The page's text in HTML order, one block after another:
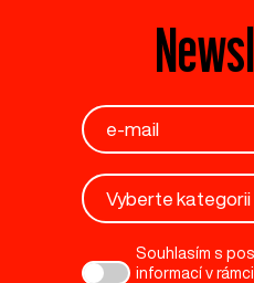
Vyberte kategorii
Souhlasím s
informací v